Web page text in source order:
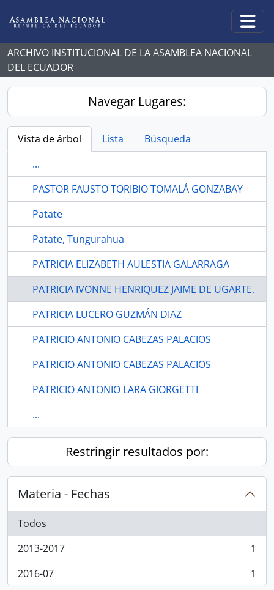
ARCHIVO INSTITUCIONAL DE LA ASAMBLEA NACIONAL
DEL ECUADOR
Navegar Lugares:
Vista de árbol Lista
Búsqueda
...
PASTOR FAUSTO TORIBIO TOMALÁ GONZABAY
Patate
Patate, Tungurahua
PATRICIA ELIZABETH AULESTIA GALARRAGA
PATRICIA IVONNE HENRIQUEZ JAIME DE UGARTE.
PATRICIA LUCERO GUZMÁN DIAZ
PATRICIO ANTONIO CABEZAS PALACIOS
PATRICIO ANTONIO CABEZAS PALACIOS
PATRICIO ANTONIO LARA GIORGETTI
...
Restringir resultados por:
Materia - Fechas
Todos
2013-2017
, 1 resultados
1
2016-07
, 1 resultados 1